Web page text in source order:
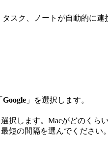
スク、ノートが自動的に連
Google 」を選択します。
択します。Macがどのくら
短の間隔を選んでください。